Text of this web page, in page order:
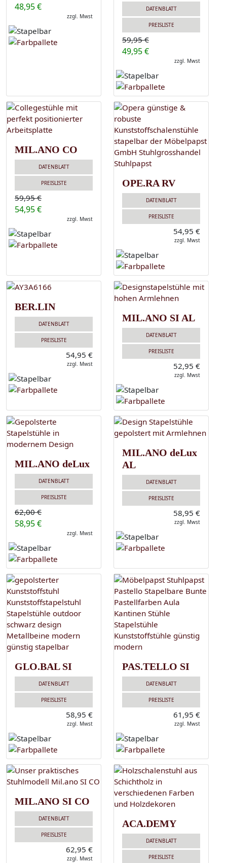
48,95 €
zzgl. Mwst
DATENBLATT
PREISLISTE
59,95 €
49,95 €
zzgl. Mwst
MIL.ANO CO
DATENBLATT
PREISLISTE
59,95 €
54,95 €
zzgl. Mwst
OPE.RA RV
DATENBLATT
PREISLISTE
54,95 €
zzgl. Mwst
BER.LIN
DATENBLATT
PREISLISTE
54,95 €
zzgl. Mwst
MIL.ANO SI AL
DATENBLATT
PREISLISTE
52,95 €
zzgl. Mwst
MIL.ANO deLux
DATENBLATT
PREISLISTE
62,00 €
58,95 €
zzgl. Mwst
MIL.ANO deLux
AL
DATENBLATT
PREISLISTE
58,95 €
zzgl. Mwst
GLO.BAL SI
DATENBLATT
PREISLISTE
58,95 €
zzgl. Mwst
PAS.TELLO SI
DATENBLATT
PREISLISTE
61,95 €
zzgl. Mwst
MIL.ANO SI CO
DATENBLATT
PREISLISTE
62,95 €
zzgl. Mwst
ACA.DEMY
DATENBLATT
PREISLISTE